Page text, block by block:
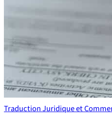
Traduction Juridique et